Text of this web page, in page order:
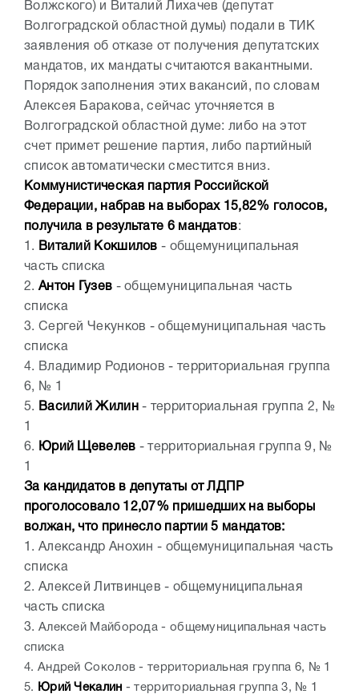
Волжского) и Виталий Лихачев (депутат
Волгоградской областной думы) подали в ТИК
заявления об отказе от получения депутатских
мандатов, их мандаты считаются вакантными.
Порядок заполнения этих вакансий, по словам
Алексея Баракова, сейчас уточняется в
Волгоградской областной думе: либо на этот
счет примет решение партия, либо партийный
список автоматически сместится вниз.
Коммунистическая партия Российской
Федерации, набрав на выборах 15,82% голосов,
получила в результате 6 мандатов:
1.
Виталий Кокшилов - общемуниципальная
часть списка
2.Антон Гузев - общемуниципальная часть
списка
3. Сергей Чекунков - общемуниципальная часть
списка
4. Владимир Родионов - территориальная группа
6, № 1
5.
Василий Жилин - территориальная группа 2, №
6.
Юрий Щевелев - территориальная группа 9, №
За кандидатов в депутаты от ЛДПР
проголосовало 12,07% пришедших на выборы
волжан, что принесло партии 5 мандатов:
1. Александр Анохин - общемуниципальная часть
списка
2. Алексей Литвинцев - общемуниципальная
часть списка
3. Алексей Майборода - общемуниципальная часть
списка
4. Андрей Соколов - территориальная группа 6, № 1
5.
Юрий Чекалин - территориальная группа 3, № 1